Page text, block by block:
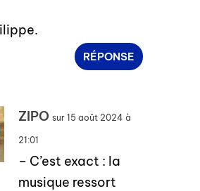
RÉPONSE
ZIPO sur 15 août 2024 à
21:01
– C’est exact : la
musique ressort